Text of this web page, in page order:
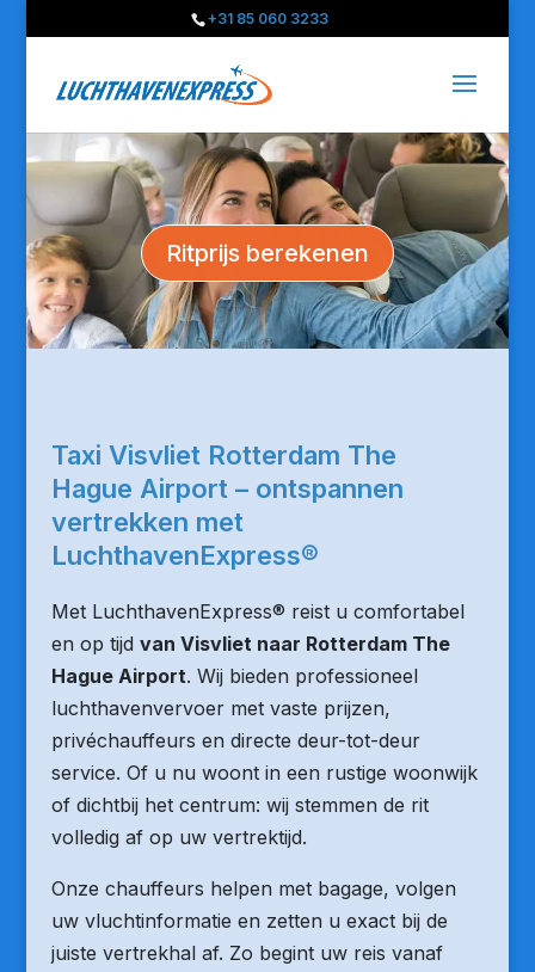
+31 85 060 3233
Ritprijs berekenen
Taxi Visvliet Rotterdam The
Hague Airport – ontspannen
vertrekken met
LuchthavenExpress®
Met LuchthavenExpress® reist u comfortabel
en op tijd van Visvliet naar Rotterdam The
Hague Airport. Wij bieden professioneel
luchthavenvervoer met vaste prijzen,
privéchauffeurs en directe deur-tot-deur
service. Of u nu woont in een rustige woonwijk
of dichtbij het centrum: wij stemmen de rit
volledig af op uw vertrektijd.
Onze chauffeurs helpen met bagage, volgen
uw vluchtinformatie en zetten u exact bij de
juiste vertrekhal af. Zo begint uw reis vanaf